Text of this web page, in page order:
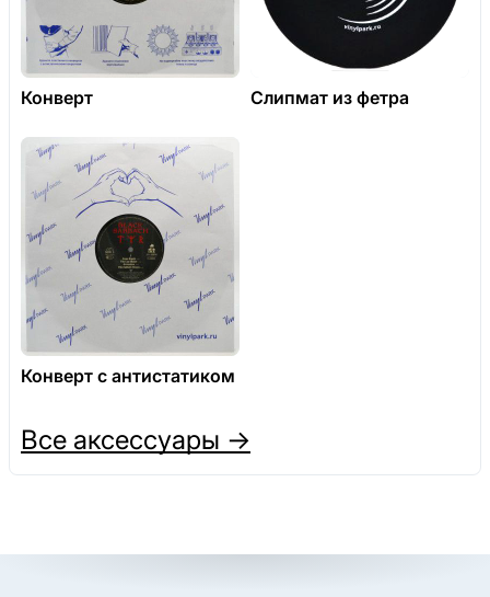
Конверт Слипмат из фетра
Конверт с антистатиком
Все аксессуары →